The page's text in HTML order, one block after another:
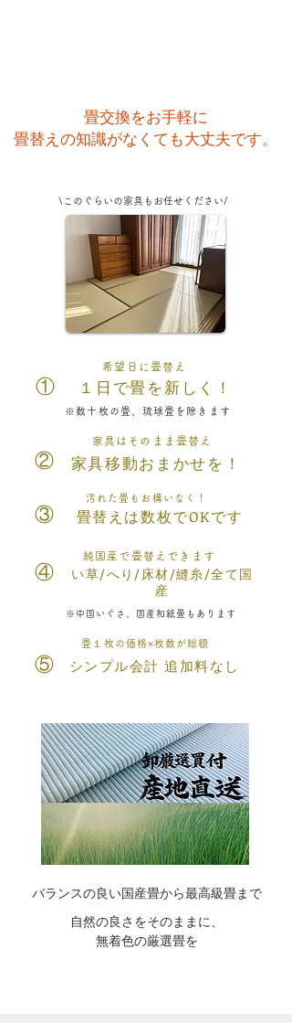
畳交換をお手軽に
畳替えの知識がなくても大丈夫です。
\このぐらいの家具もお任せください​/
希望日に畳替え
​① １日で畳を新しく！
※数十枚の畳、琉球畳を除きます
家具はそのまま畳替え
② 家具移動おまかせを！
③
汚れた畳もお構いなく！
畳替えは数枚でOKです
​④
純国産で畳替えできます
​い草/へり/床材/縫糸/全て国
産
※中国いぐさ、国産和紙畳もあります
畳１枚の価格×枚数が総額
⑤ シンプル会計 追加料なし
​バランスの良い国産畳から最高級畳まで
自然の良さをそのままに、
無着色の厳選畳を